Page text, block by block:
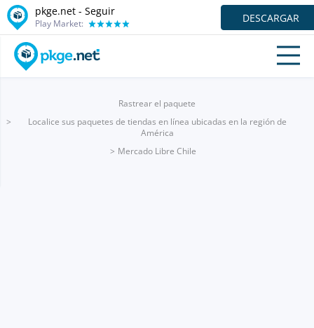
pkge.net - Seguir
Play Market: DESCARGAR
Rastrear el paquete
Localice sus paquetes de tiendas en línea ubicadas en la región de
América
Mercado Libre Chile